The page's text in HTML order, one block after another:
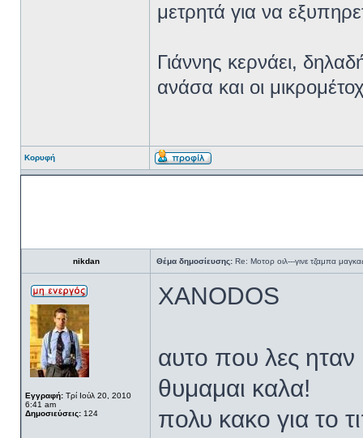
μετρητά για να
Γιάννης κερνάει,
ανάσα και οι
Κορυφή
nikdan Θέμα δημοσίευσης: Re: Μοτορ οιλ---γινε τζαμπα
Εγγραφή: Τρί Ιούλ 20, 2010
6:41 am
Δημοσιεύσεις: 124
XANODOS
αυτο που λες
θυμαμαι καλα!
πολυ κακο για το